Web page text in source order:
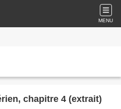
MENU
chapitre 4 (extrait)